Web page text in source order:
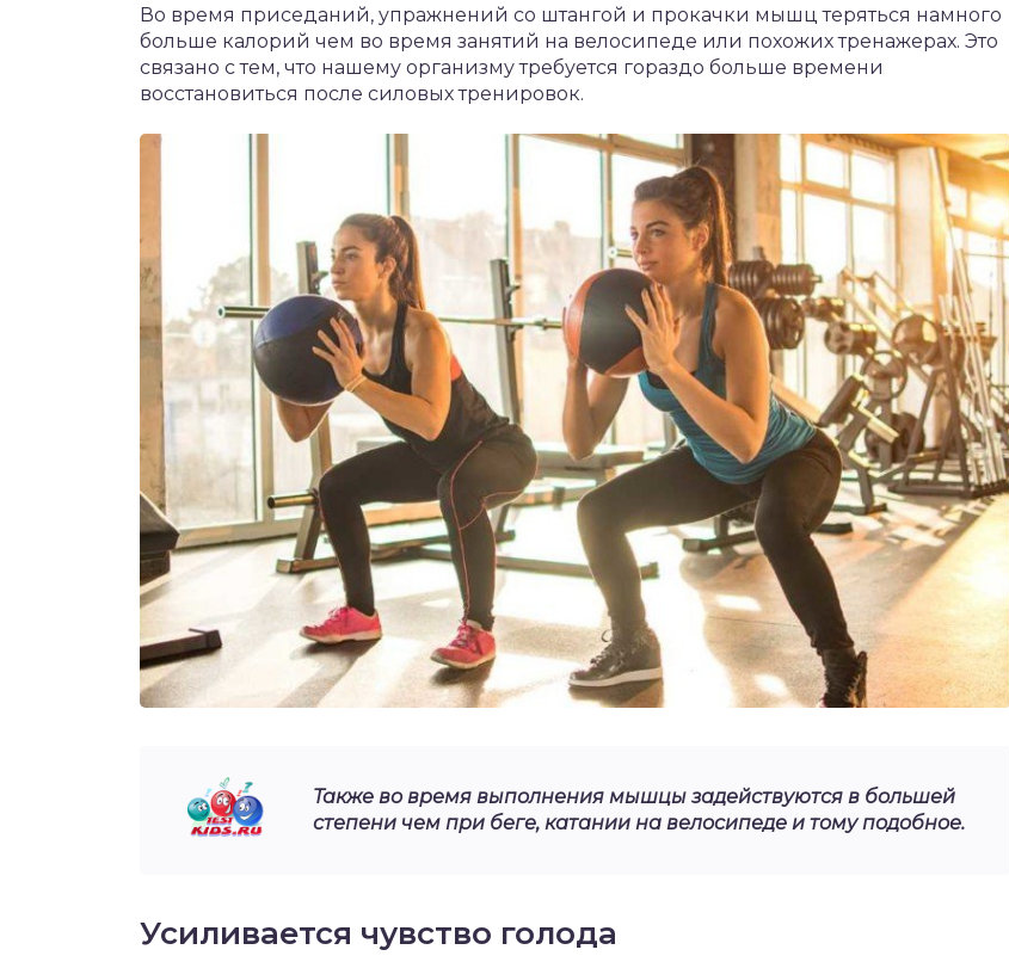
Во время приседаний, упражнений со штангой и прокачки мышц теряться намного
больше калорий чем во время занятий на велосипеде или похожих тренажерах. Это
связано с тем, что нашему организму требуется гораздо больше времени
восстановиться после силовых тренировок.
Также во время выполнения мышцы задействуются в большей
степени чем при беге, катании на велосипеде и тому подобное.
Усиливается чувство голода